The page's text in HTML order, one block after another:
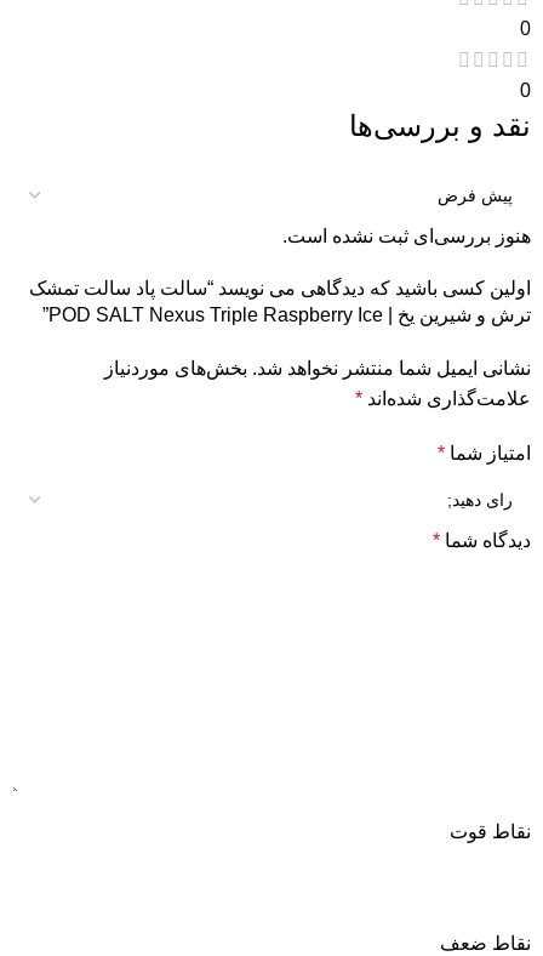
0
0
نقد و بررسی‌ها
هنوز بررسی‌ای ثبت نشده است.
اولین کسی باشید که دیدگاهی می نویسد “سالت پاد سالت تمشک
ترش و شیرین یخ | POD SALT Nexus Triple Raspberry Ice”
نشانی ایمیل شما منتشر نخواهد شد. بخش‌های موردنیاز
علامت‌گذاری شده‌اند *
امتیاز شما *
دیدگاه شما *
نقاط قوت
نقاط ضعف